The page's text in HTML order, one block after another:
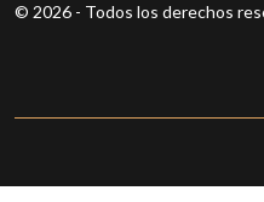
© 2026 - Todos los derechos